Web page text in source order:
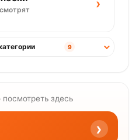
›
9
здесь
›